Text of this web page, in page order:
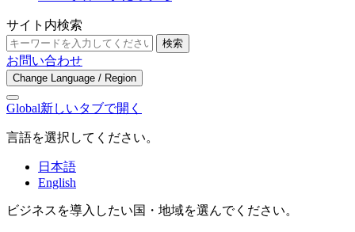
サイト内検索
検索
お問い合わせ
Change Language / Region
Global新しいタブで開く
言語を選択してください。
日本語
English
ビジネスを導入したい国・地域を選んでください。